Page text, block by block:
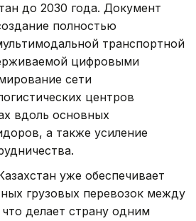
до 2030 года. Документ
полностью
транспортной
цифровыми
сети
центров
вдоль основных
а также усиление
уже обеспечивает
грузовых перевозок между
делает страну одним